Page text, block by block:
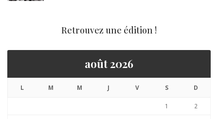
Retrouvez une édition !
août 2026
L M M J V S D
1 2